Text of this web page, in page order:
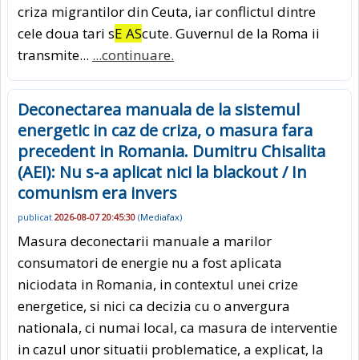
criza migrantilor din Ceuta, iar conflictul dintre
cele doua tari sE AScute. Guvernul de la Roma ii
transmite... ...continuare.
Deconectarea manuala de la sistemul
energetic in caz de criza, o masura fara
precedent in Romania. Dumitru Chisalita
(AEI): Nu s-a aplicat nici la blackout / In
comunism era invers
publicat 2026-08-07 20:45:30 (Mediafax)
Masura deconectarii manuale a marilor
consumatori de energie nu a fost aplicata
niciodata in Romania, in contextul unei crize
energetice, si nici ca decizia cu o anvergura
nationala, ci numai local, ca masura de interventie
in cazul unor situatii problematice, a explicat, la